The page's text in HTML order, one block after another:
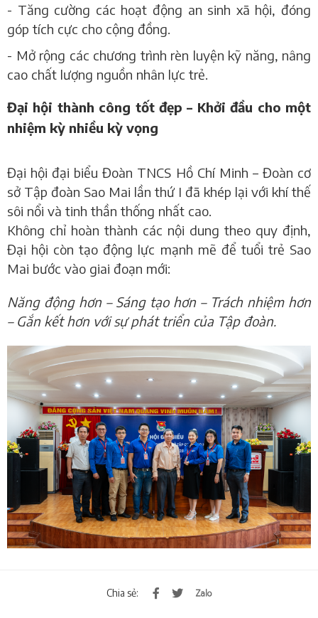
- Tăng cường các hoạt động an sinh xã hội, đóng
góp tích cực cho cộng đồng.
- Mở rộng các chương trình rèn luyện kỹ năng, nâng
cao chất lượng nguồn nhân lực trẻ.
Đại hội thành công tốt đẹp – Khởi đầu cho một
nhiệm kỳ nhiều kỳ vọng
Đại hội đại biểu Đoàn TNCS Hồ Chí Minh – Đoàn cơ
sở Tập đoàn Sao Mai lần thứ I đã khép lại với khí thế
sôi nổi và tinh thần thống nhất cao.
Không chỉ hoàn thành các nội dung theo quy định,
Đại hội còn tạo động lực mạnh mẽ để tuổi trẻ Sao
Mai bước vào giai đoạn mới:
Năng động hơn – Sáng tạo hơn – Trách nhiệm hơn
– Gắn kết hơn với sự phát triển của Tập đoàn.
Chia sẻ: